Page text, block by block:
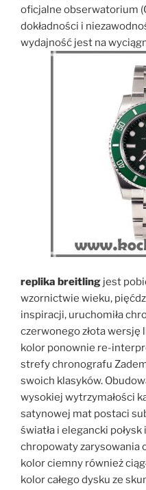
oficjalne obserwatorium
dokładności i
wydajność jest na
replika breitling jest
wzornictwie wieku,
inspiracji, uruchomiła
czerwonego złota wersję
kolor ponownie re-
strefy chronografu
swoich klasyków.
wysokiej wytrzymałości
satynowej mat postaci
światła i elegancki
chropowaty zarysowania
kolor ciemny również
kolor całego dysku ze